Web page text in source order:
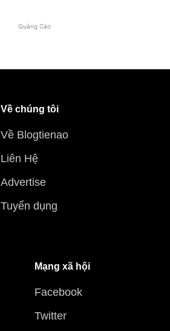
Quảng Cáo
Về chúng tôi
Về Blogtienao
Liên Hệ
Advertise
Tuyển dụng
Mạng xã hội
Facebook
Twitter